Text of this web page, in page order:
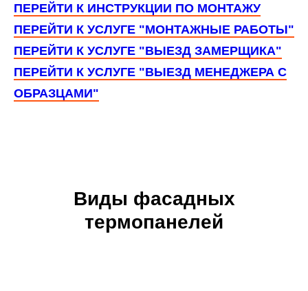
ПЕРЕЙТИ К ИНСТРУКЦИИ ПО МОНТАЖУ
ПЕРЕЙТИ К УСЛУГЕ "МОНТАЖНЫЕ РАБОТЫ"
ПЕРЕЙТИ К УСЛУГЕ "ВЫЕЗД ЗАМЕРЩИКА"
ПЕРЕЙТИ К УСЛУГЕ "ВЫЕЗД МЕНЕДЖЕРА С
ОБРАЗЦАМИ"
Виды фасадных
термопанелей